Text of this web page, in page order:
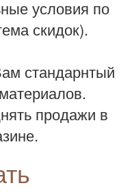
условия по
скидок).
стандарнтый
продажи в